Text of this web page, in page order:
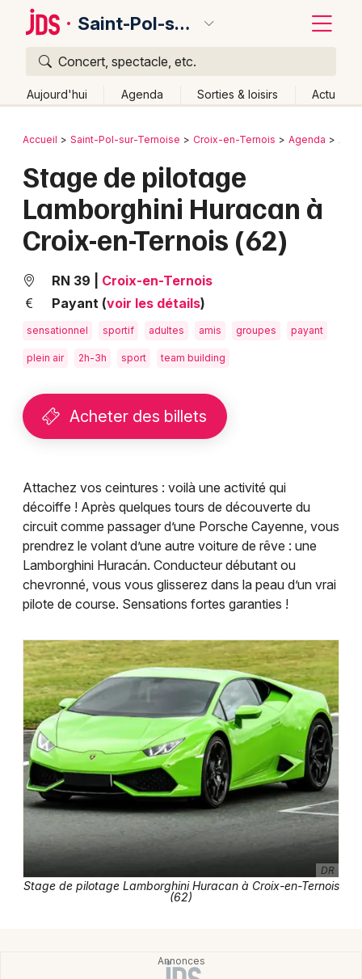
Saint-Pol-sur-Ternoise
Concert, spectacle, etc.
Aujourd'hui Agenda Sorties & loisirs Actu
Publier un événement
Grands événements
Activité & Expérience
Foires & salons
Spectacles
Concerts
Soirées
Sorties famille
Expos
Pilotage dans le Pas-de-Calais
Pilotage en Nord-Pas-de-Calais
Pilotage dans les Hauts-de-France
Newsletter des sorties
Artistes en tournée
Magazine à Saint-Pol-sur-Ternoise
Bordeaux
Colmar
Lille
Marseille
Mulhouse
Montpellier
Nantes
Nice
Strasbourg
Toulouse
Toutes les villes
Retour
Accueil Saint-Pol-sur-Ternoise Croix-en-Ternois Agenda
Stage de pilotage
Lamborghini Huracan à
Croix-en-Ternois (62)
RN 39
Croix-en-Ternois
Payant (voir les détails)
sensationnel sportif adultes amis groupes payant
plein air 2h-3h sport team building
Acheter des billets
Attachez vos ceintures : voilà une activité qui
décoiffe ! Après quelques tours de découverte du
circuit comme passager d’une Porsche Cayenne, vous
prendrez le volant d’une autre voiture de rêve : une
Lamborghini Huracán. Conducteur débutant ou
chevronné, vous vous glisserez dans la peau d’un vrai
pilote de course. Sensations fortes garanties !
DR
Stage de pilotage Lamborghini Huracan à Croix-en-Ternois
(62)
Quoi ?
Où ?
Nord-Pas-de-Calais
Partout
Près de moi
Changer de lieu
Quand ?
Effacer les dates